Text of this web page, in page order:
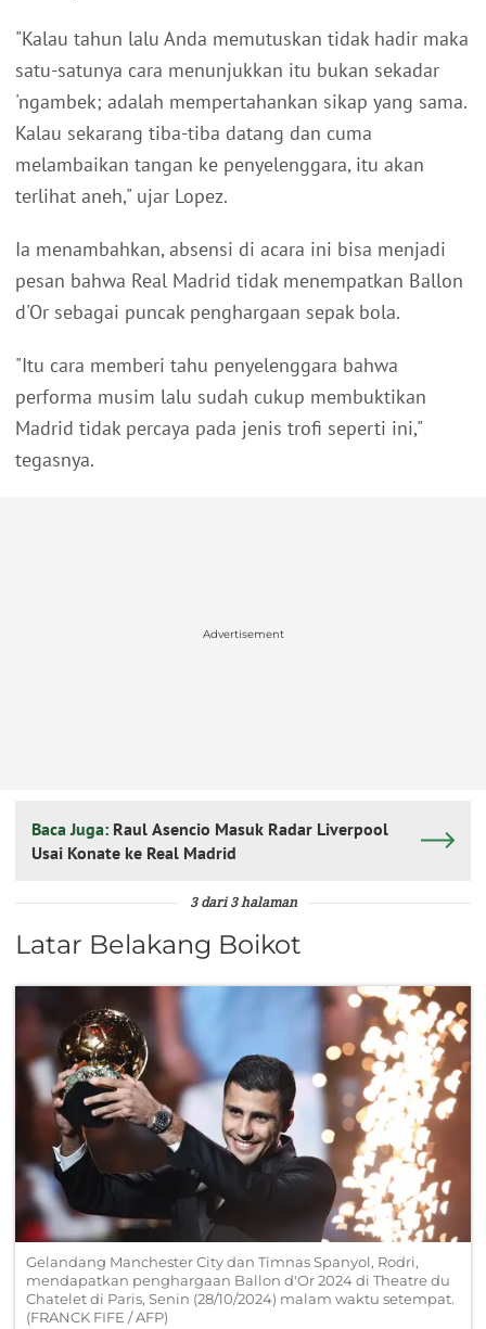
"Kalau tahun lalu Anda memutuskan tidak hadir maka
satu-satunya cara menunjukkan itu bukan sekadar
'ngambek; adalah mempertahankan sikap yang sama.
Kalau sekarang tiba-tiba datang dan cuma
melambaikan tangan ke penyelenggara, itu akan
terlihat aneh," ujar Lopez.
Ia menambahkan, absensi di acara ini bisa menjadi
pesan bahwa Real Madrid tidak menempatkan Ballon
d'Or sebagai puncak penghargaan sepak bola.
"Itu cara memberi tahu penyelenggara bahwa
performa musim lalu sudah cukup membuktikan
Madrid tidak percaya pada jenis trofi seperti ini,"
tegasnya.
Advertisement
Baca Juga: Raul Asencio Masuk Radar Liverpool
Usai Konate ke Real Madrid
3 dari 3 halaman
Latar Belakang Boikot
Gelandang Manchester City dan Timnas Spanyol, Rodri,
mendapatkan penghargaan Ballon d'Or 2024 di Theatre du
Chatelet di Paris, Senin (28/10/2024) malam waktu setempat.
(FRANCK FIFE / AFP)